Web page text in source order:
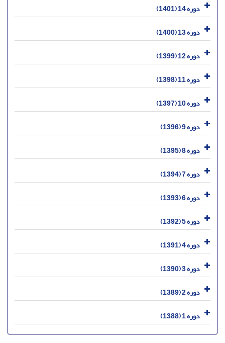
دوره 14 (1401)
دوره 13 (1400)
دوره 12 (1399)
دوره 11 (1398)
دوره 10 (1397)
دوره 9 (1396)
دوره 8 (1395)
دوره 7 (1394)
دوره 6 (1393)
دوره 5 (1392)
دوره 4 (1391)
دوره 3 (1390)
دوره 2 (1389)
دوره 1 (1388)